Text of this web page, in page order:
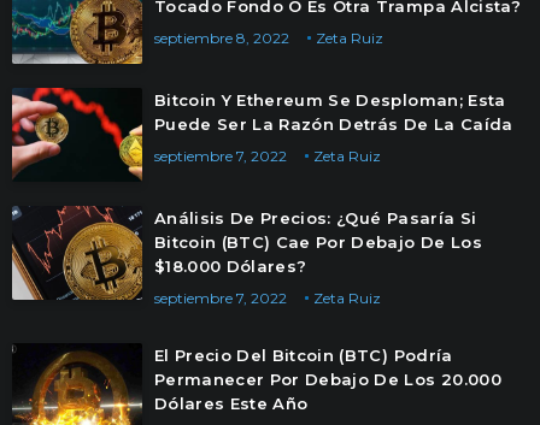
Tocado Fondo O Es Otra Trampa Alcista?
Zeta Ruiz
septiembre 8, 2022
Bitcoin Y Ethereum Se Desploman; Esta
Puede Ser La Razón Detrás De La Caída
Zeta Ruiz
septiembre 7, 2022
Análisis De Precios: ¿Qué Pasaría Si
Bitcoin (BTC) Cae Por Debajo De Los
$18.000 Dólares?
Zeta Ruiz
septiembre 7, 2022
El Precio Del Bitcoin (BTC) Podría
Permanecer Por Debajo De Los 20.000
Dólares Este Año